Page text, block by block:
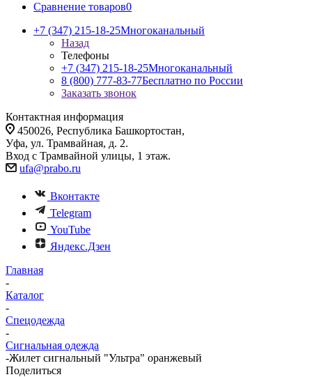
Сравнение товаров0
+7 (347) 215-18-25Многоканальный
Назад
Телефоны
+7 (347) 215-18-25Многоканальный
8 (800) 777-83-77Бесплатно по России
Заказать звонок
Контактная информация
450026, Республика Башкортостан,
Уфа, ул. Трамвайная, д. 2.
Вход с Трамвайной улицы, 1 этаж.
ufa@prabo.ru
Вконтакте
Telegram
YouTube
Яндекс.Дзен
Главная
-
Каталог
-
Спецодежда
-
Сигнальная одежда
-Жилет сигнальный "Ультра" оранжевый
Поделиться